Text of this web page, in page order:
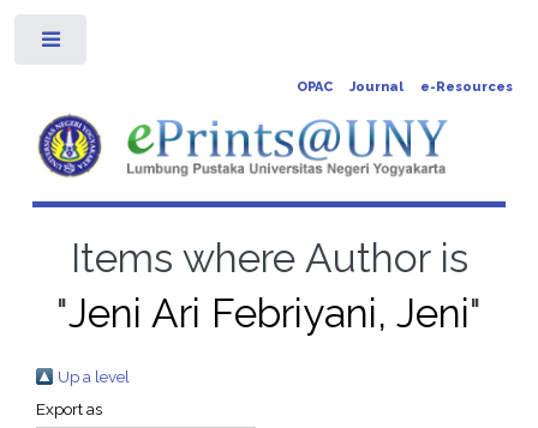
OPAC Journal e-Resources
Items where Author is
"Jeni Ari Febriyani, Jeni"
Up a level
Export as